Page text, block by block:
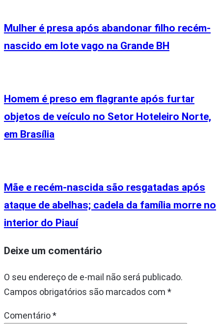
Mulher é presa após abandonar filho recém-
nascido em lote vago na Grande BH
Homem é preso em flagrante após furtar
objetos de veículo no Setor Hoteleiro Norte,
em Brasília
Mãe e recém-nascida são resgatadas após
ataque de abelhas; cadela da família morre no
interior do Piauí
Deixe um comentário
O seu endereço de e-mail não será publicado.
Campos obrigatórios são marcados com *
Comentário*